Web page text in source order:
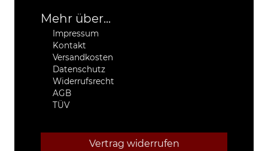
Mehr über...
Impressum
Kontakt
Versandkosten
Datenschutz
Widerrufsrecht
AGB
TÜV
Vertrag widerrufen